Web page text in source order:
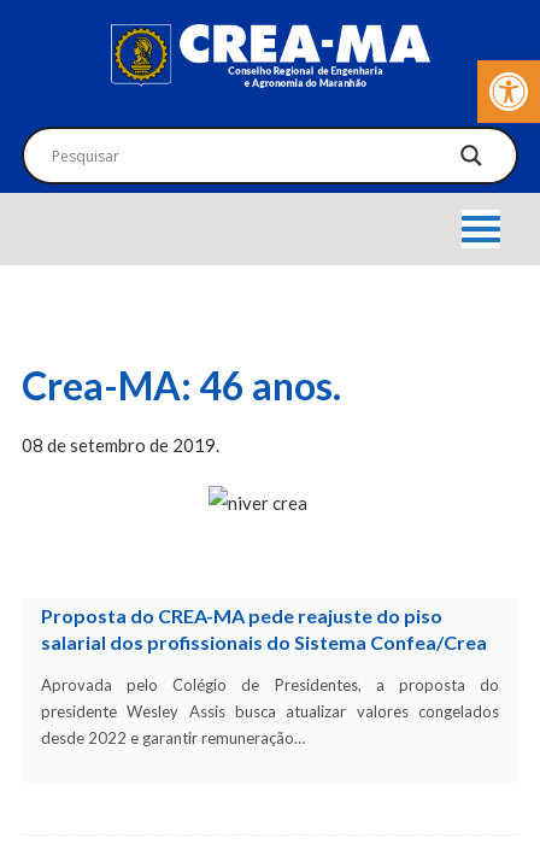
Barra de
Crea-MA: 46 anos.
08 de setembro de 2019.
Proposta do CREA-MA pede reajuste do piso
salarial dos profissionais do Sistema Confea/Crea
Aprovada pelo Colégio de Presidentes, a proposta do
presidente Wesley Assis busca atualizar valores congelados
desde 2022 e garantir remuneração…